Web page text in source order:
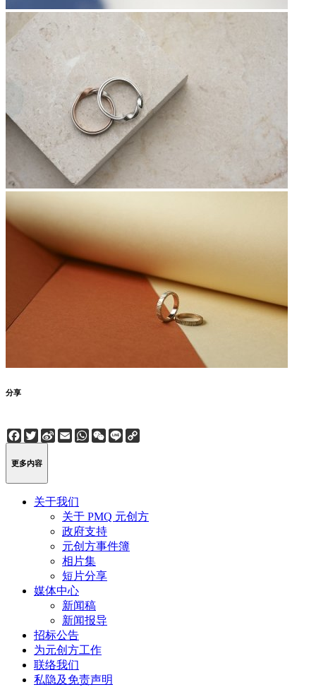
分享
Facebook
Twitter
Sina
Weibo
EmailWhatsApp
WeChat
Line
更多内容
关于我们
关于 PMQ 元创方
政府支持
元创方事件簿
相片集
短片分享
媒体中心
新闻稿
新闻报导
招标公告
为元创方工作
联络我们
私隐及免责声明